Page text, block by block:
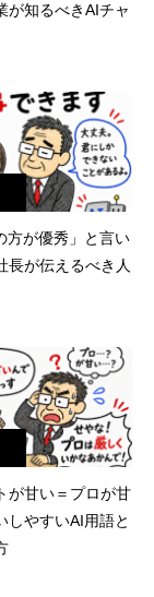
が知るべきAIチャ
方が優秀」と言い
長が伝えるべき人
が甘い＝プロが甘
しやすいAI用語と